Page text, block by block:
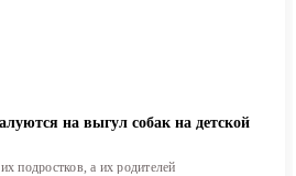
на выгул собак на детской
подростков, а их родителей